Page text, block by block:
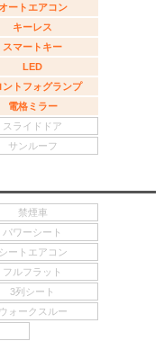
オートエアコン
キーレス
スマートキー
LED
ントフォグランプ
電格ミラー
スライドドア
サンルーフ
禁煙車
パワーシート
シートエアコン
フルフラット
3列シート
ウォークスルー